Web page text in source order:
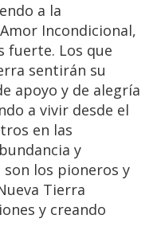
a la
Incondicional,
fuerte. Los que
sentirán su
apoyo y de alegría
a vivir desde el
en las
y
los pioneros y
Tierra
y creando